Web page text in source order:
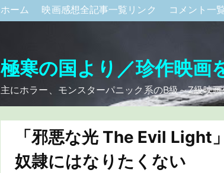
ホーム 映画感想全記事一覧リンク コメント一
極寒の国より／珍作映画
主にホラー、モンスターパニック系のB級～Z級映
「邪悪な光 The Evil
奴隷にはなりたくない